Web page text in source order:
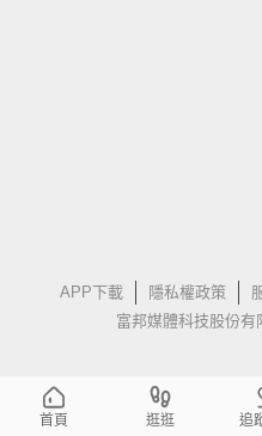
APP下載 隱私權政策
富邦媒體科技股份有
首頁 逛逛 追